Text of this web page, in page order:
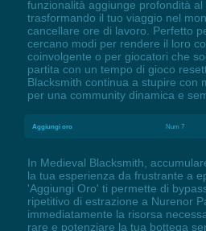
funzionalità aggiunge profondità al
trasformando il tuo viaggio nel
cancellare ore di lavoro. Perfetto
cercano modi per rendere il loro
coinvolgente o per giocatori che
partita con un tempo di gioco
Blacksmith continua a stupire con
per una community dinamica e
Aggiungi oro Num 7
In Medieval Blacksmith,
la tua esperienza da frustrante a
'Aggiungi Oro' ti permette di
ripetitivo di estrazione a Nurenor
immediatamente la risorsa
rare e potenziare la tua bottega